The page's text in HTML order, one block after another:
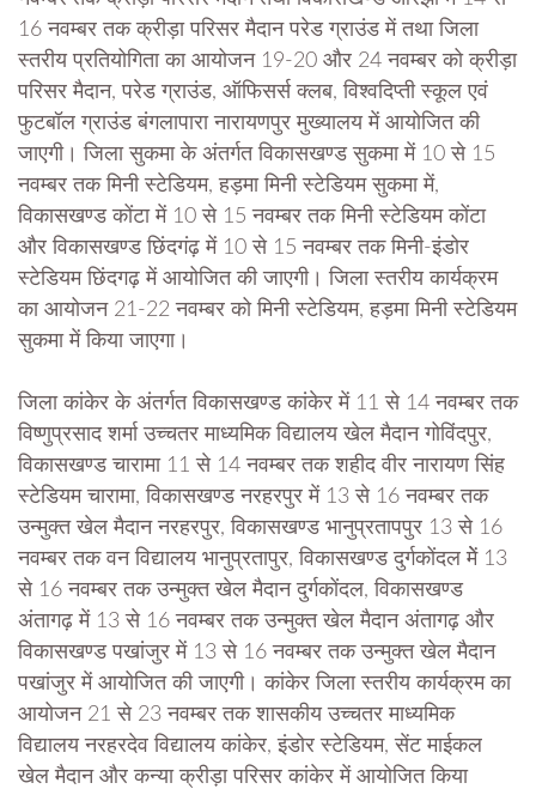
16 नवम्बर तक क्रीड़ा परिसर मैदान परेड ग्राउंड में तथा जिला
स्तरीय प्रतियोगिता का आयोजन 19-20 और 24 नवम्बर को क्रीड़ा
परिसर मैदान, परेड ग्राउंड, ऑफिसर्स क्लब, विश्वदिप्ती स्कूल एवं
फुटबॉल ग्राउंड बंगलापारा नारायणपुर मुख्यालय में आयोजित की
जाएगी। जिला सुकमा के अंतर्गत विकासखण्ड सुकमा में 10 से 15
नवम्बर तक मिनी स्टेडियम, हड़मा मिनी स्टेडियम सुकमा में,
विकासखण्ड कोंटा में 10 से 15 नवम्बर तक मिनी स्टेडियम कोंटा
और विकासखण्ड छिंदगंढ़ में 10 से 15 नवम्बर तक मिनी-इंडोर
स्टेडियम छिंदगढ़ में आयोजित की जाएगी। जिला स्तरीय कार्यक्रम
का आयोजन 21-22 नवम्बर को मिनी स्टेडियम, हड़मा मिनी स्टेडियम
सुकमा में किया जाएगा।
जिला कांकेर के अंतर्गत विकासखण्ड कांकेर में 11 से 14 नवम्बर तक
विष्णुप्रसाद शर्मा उच्चतर माध्यमिक विद्यालय खेल मैदान गोविंदपुर,
विकासखण्ड चारामा 11 से 14 नवम्बर तक शहीद वीर नारायण सिंह
स्टेडियम चारामा, विकासखण्ड नरहरपुर में 13 से 16 नवम्बर तक
उन्मुक्त खेल मैदान नरहरपुर, विकासखण्ड भानुप्रतापपुर 13 से 16
नवम्बर तक वन विद्यालय भानुप्रतापुर, विकासखण्ड दुर्गकोंदल मेें 13
से 16 नवम्बर तक उन्मुक्त खेल मैदान दुर्गकोंदल, विकासखण्ड
अंतागढ़ में 13 से 16 नवम्बर तक उन्मुक्त खेल मैदान अंतागढ़ और
विकासखण्ड पखांजुर में 13 से 16 नवम्बर तक उन्मुक्त खेल मैदान
पखांजुर में आयोजित की जाएगी। कांकेर जिला स्तरीय कार्यक्रम का
आयोजन 21 से 23 नवम्बर तक शासकीय उच्चतर माध्यमिक
विद्यालय नरहरदेव विद्यालय कांकेर, इंडोर स्टेडियम, सेंट माईकल
खेल मैदान और कन्या क्रीड़ा परिसर कांकेर में आयोजित किया